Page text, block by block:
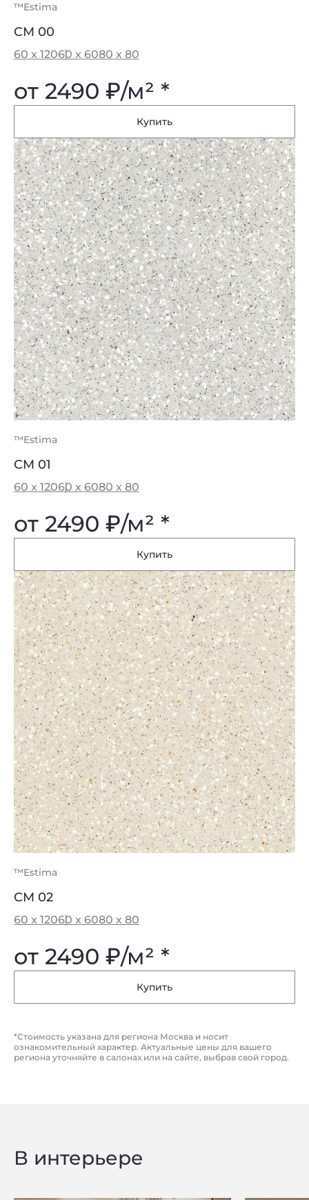
™Estima
CM 00
60 x 12060 x 6080 x 80
от 2490 ₽/м² *
Купить
™Estima
CM 01
60 x 12060 x 6080 x 80
от 2490 ₽/м² *
Купить
™Estima
CM 02
60 x 12060 x 6080 x 80
от 2490 ₽/м² *
Купить
*Стоимость указана для региона Москва и носит
ознакомительный характер. Актуальные цены для вашего
региона уточняйте в салонах или на сайте, выбрав свой город.
В интерьере